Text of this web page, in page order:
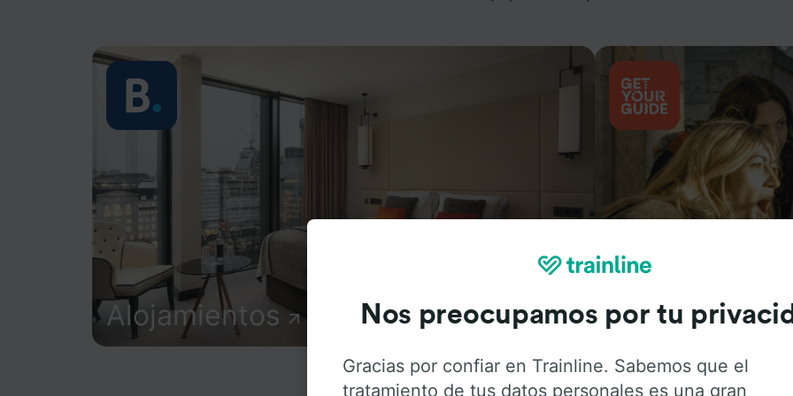
Alojamientos Actividades
Nos preocupamos por tu
Gracias por confiar en Trainline. Sabemos que el
tratamiento de tus datos personales es una gran